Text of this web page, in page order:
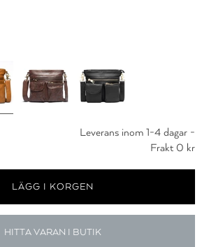
Leverans inom 1-4 dagar -
Frakt 0 kr
HITTA VARAN I BUTIK